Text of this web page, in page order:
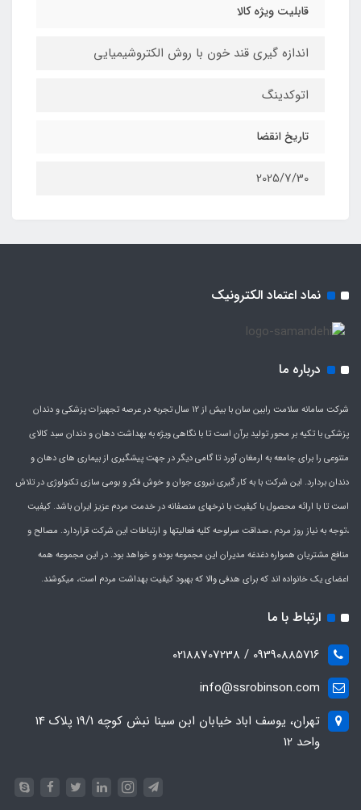
قابلیت ویژه کالا
اندازه گیری قند خون با روش الکتروشیمیایی
اتوکدینگ
تاریخ انقضا
2025/7/30
نماد اعتماد الکترونیک
درباره ما
شرکت سامانه سلامت رابین سان با بیش از 12 سال تجربه در عرصه تجهیزات پزشکی و دندان
پزشکی با تکیه بر محور تولید برآن است تا با نگاهی ویژه به بهداشت دهان و دندان سبد کالای
متنوعی را برای جامعه به ارمغان آورد تا گامی دیگر در جهت پیشگیری از بیماری های دهان و
دندان بردارد. این شرکت با به کار گیری نیروی جوان و خوش فکر و بومی سازی تکنولوژی در تلاش
است تا با ارائه محصول با کیفیت با نرخهای منصفانه در خدمت مردم عزیز ایران باشد. کیفیت
،توجه به نیاز روز مردم ،صداقت سرلوحه کلیه فعالیتها و ارتباطات این شرکت قراردارد. مصالح و
منافع مشتریان همواره دغدغه مدیران این مجموعه بوده و خواهد بود. در این مجموعه همه
اعضای یک خانواده اند که برای هدفی والا که بهبود کیفیت بهداشت مردم است، میکوشند.
ارتباط با ما
09390885716 / 02188707238
info@ssrobinson.com
تهران، یوسف اباد خیابان ابن سینا نبش کوچه 19/1 پلاک 14
واحد 12